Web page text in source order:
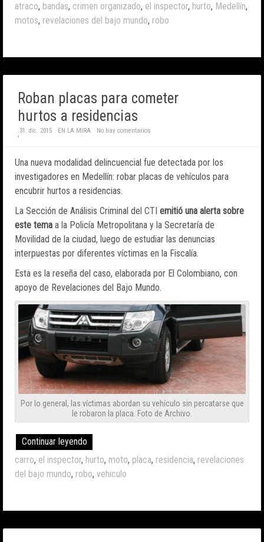
atraco, bandas, crimen organizado, el inspector, hurto, Medellín,
motos, revelaciones del bajo mundo, robo
Roban placas para cometer
hurtos a residencias
;31. dic. 2015 EN LA MIRA No hay comentarios
Una nueva modalidad delincuencial fue detectada por los
investigadores en Medellín: robar placas de vehículos para
encubrir hurtos a residencias.
La Sección de Análisis Criminal del CTI emitió una alerta sobre
este tema a la Policía Metropolitana y la Secretaría de
Movilidad de la ciudad, luego de estudiar las denuncias
interpuestas por diferentes víctimas en la Fiscalía.
Esta es la reseña del caso, elaborada por El Colombiano, con
apoyo de Revelaciones del Bajo Mundo.
Por lo general, las víctimas abordan su vehículo sin percatarse que
le robaron la placa. Foto de Archivo.
Continuar leyendo
carro, el inspector, hurto, moto, placa, residencia, revelaciones
del bajo mundo, robo, vehiculo